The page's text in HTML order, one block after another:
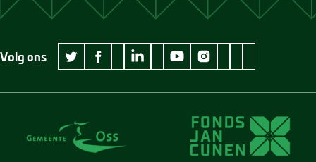
Volg ons
twitter Museum Jan Cunen
facebook Museum Jan Cunen
wikipedia Museum Jan Cunen
linkedin Museum Jan Cunen
googleplus Museum Jan Cunen
youtube Museum Jan Cunen
instagram Museum